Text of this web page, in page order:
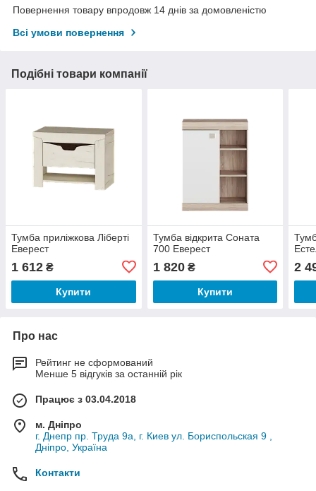
Повернення товару впродовж 14 днів за домовленістю
Всі умови повернення
Подібні товари компанії
Тумба приліжкова Ліберті
Еверест
1 612 ₴
Купити
Тумба відкрита Соната
700 Еверест
1 820₴
Купити
2
Про нас
Рейтинг не сформований
Менше 5 відгуків за останній рік
Працює з 03.04.2018
м. Дніпро
г. Днепр пр. Труда 9а, г. Киев ул. Бориспольская 9 ,
Дніпро, Україна
Контакти